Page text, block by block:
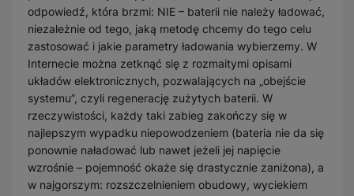
odpowiedź, która brzmi: NIE – baterii nie należy ładować,
niezależnie od tego, jaką metodę chcemy do tego celu
zastosować i jakie parametry ładowania wybierzemy. W
Internecie można zetknąć się z rozmaitymi opisami
układów elektronicznych, pozwalających na „obejście
systemu”, czyli regenerację zużytych baterii. W
rzeczywistości, każdy taki zabieg zakończy się w
najlepszym wypadku niepowodzeniem (bateria nie da się
ponownie naładować lub nawet jeżeli jej napięcie
wzrośnie – pojemność okaże się drastycznie zaniżona), a
w najgorszym: rozszczelnieniem obudowy, wyciekiem